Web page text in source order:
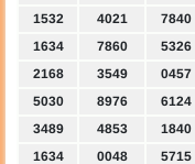
1532
4021 7840
1634
7860 5326
2168
3549 0457
5030
8976 6124
3489
4853 1840
1634
0048 5715